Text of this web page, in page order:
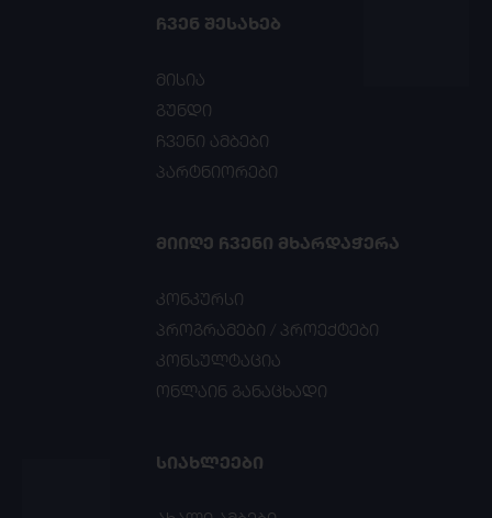
ᲩᲕᲔᲜ ᲨᲔᲡᲐᲮᲔᲑ
მისია
გუნდი
ჩვენი ამბები
პარტნიორები
ᲛᲘᲘᲦᲔ ᲩᲕᲔᲜᲘ ᲛᲮᲐᲠᲓᲐᲭᲔᲠᲐ
კონკურსი
პროგრამები / პროექტები
კონსულტაცია
ონლაინ განაცხადი
ᲡᲘᲐᲮᲚᲔᲔᲑᲘ